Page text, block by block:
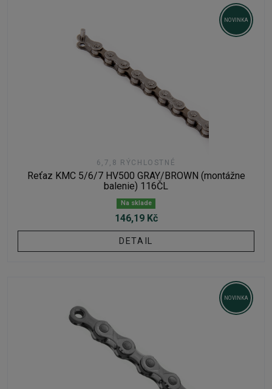
NOVINKA
6,7,8 RÝCHLOSTNÉ
Reťaz KMC 5/6/7 HV500 GRAY/BROWN (montážne
balenie) 116ČL
Na sklade
146,19 Kč
DETAIL
NOVINKA